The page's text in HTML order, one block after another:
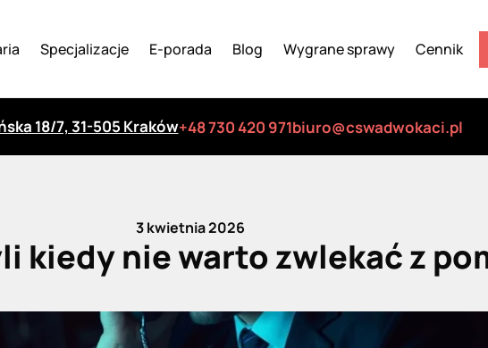
Specjalizacje E-porada Blog Wygrane sprawy Cennik
18/7, 31-505 Kraków+48 730 420 971biuro@cswadwokaci.pl
3 kwietnia 2026
kiedy nie warto zwlekać z